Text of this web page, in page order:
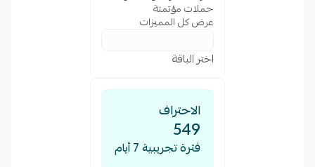
حملات مؤتمتة
عرض كل المميزات
اختر الباقة
الاحتراف
549
فترة تجريبية 7 أيام